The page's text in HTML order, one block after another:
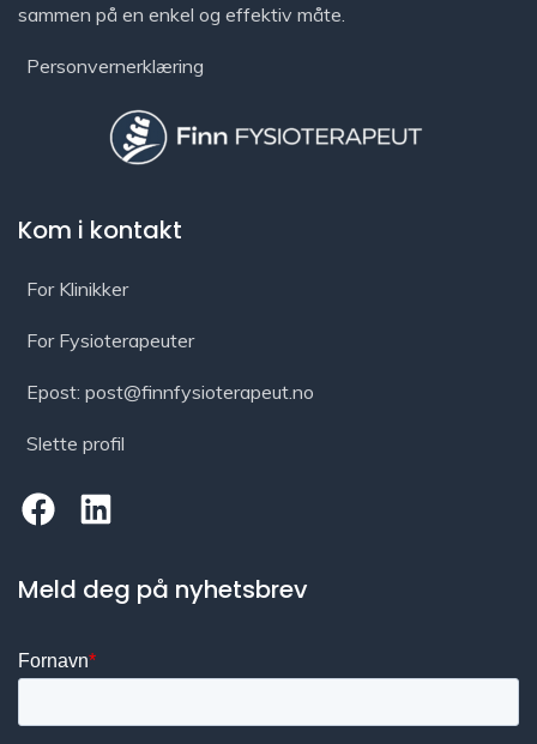
sammen på en enkel og effektiv måte.
Personvernerklæring
Kom i kontakt
For Klinikker
For Fysioterapeuter
Epost: post@finnfysioterapeut.no
Slette profil
Meld deg på nyhetsbrev